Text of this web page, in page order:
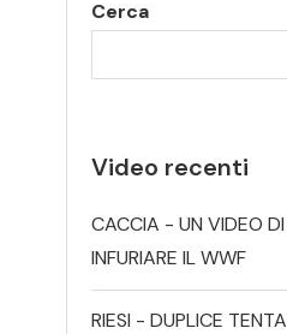
Cerca
Video recenti
CACCIA - UN VIDEO
INFURIARE IL WWF
RIESI - DUPLICE